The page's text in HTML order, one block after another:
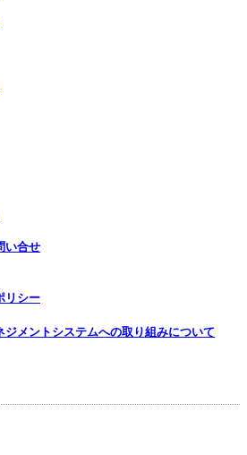
い合せ
リシー
ジメントシステムへの取り組みについて